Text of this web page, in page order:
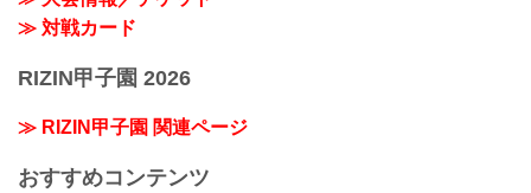
≫ 対戦カード
RIZIN甲子園 2026
≫ RIZIN甲子園 関連ページ
おすすめコンテンツ